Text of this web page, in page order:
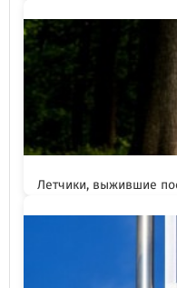
Летчики, выжившие